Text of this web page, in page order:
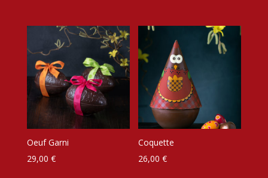
Oeuf Garni
29,00 €
Coquette
26,00€